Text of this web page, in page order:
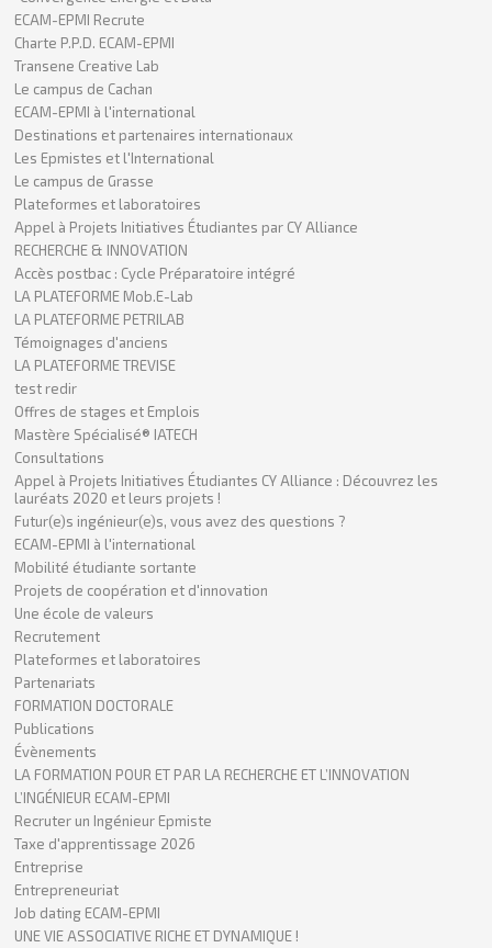
ECAM-EPMI Recrute
Charte P.P.D. ECAM-EPMI
Transene Creative Lab
Le campus de Cachan
ECAM-EPMI à l'international
Destinations et partenaires internationaux
Les Epmistes et l'International
Le campus de Grasse
Plateformes et laboratoires
Appel à Projets Initiatives Étudiantes par CY Alliance
RECHERCHE & INNOVATION
Accès postbac : Cycle Préparatoire intégré
LA PLATEFORME Mob.E-Lab
LA PLATEFORME PETRILAB
Témoignages d'anciens
LA PLATEFORME TREVISE
test redir
Offres de stages et Emplois
Mastère Spécialisé® IATECH
Consultations
Appel à Projets Initiatives Étudiantes CY Alliance : Découvrez les
lauréats 2020 et leurs projets !
Futur(e)s ingénieur(e)s, vous avez des questions ?
ECAM-EPMI à l'international
Mobilité étudiante sortante
Projets de coopération et d'innovation
Une école de valeurs
Recrutement
Plateformes et laboratoires
Partenariats
FORMATION DOCTORALE
Publications
Évènements
LA FORMATION POUR ET PAR LA RECHERCHE ET L’INNOVATION
L’INGÉNIEUR ECAM-EPMI
Recruter un Ingénieur Epmiste
Taxe d'apprentissage 2026
Entreprise
Entrepreneuriat
Job dating ECAM-EPMI
UNE VIE ASSOCIATIVE RICHE ET DYNAMIQUE !